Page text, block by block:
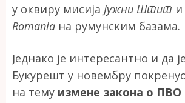
у оквиру мисија Јужни Штит и
Romania на румунским базама.
Једнако је интересантно и да
Букурешт у новембру
на тему измене закона о ПВО